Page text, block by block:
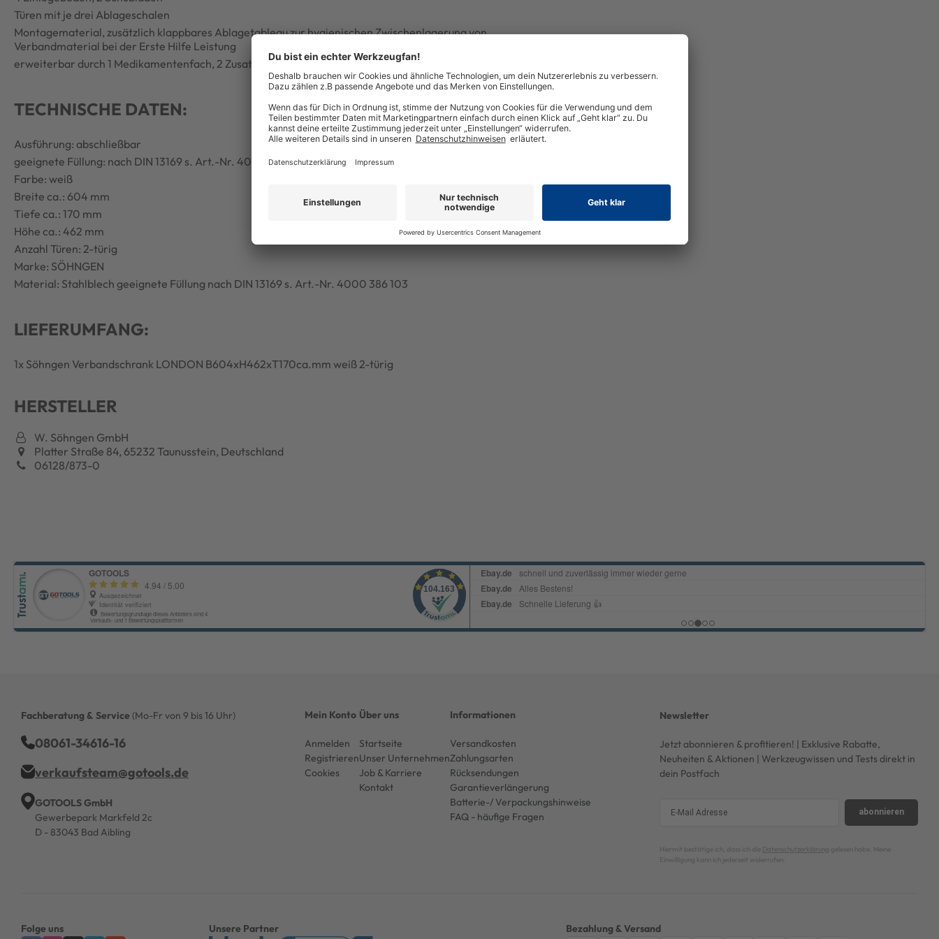
Türen mit je drei Ablageschalen
Montagematerial, zusätzlich klappbares Ablagetableau zur hygienischen Zwischenlagerung von
Verbandmaterial bei der Erste Hilfe Leistung
erweiterbar durch 1 Medikamentenfach, 2 Zusatzböden und bis zu 4 Schubladen
TECHNISCHE DATEN:
Ausführung: abschließbar
geeignete Füllung: nach DIN 13169 s. Art.-Nr. 4000 386 103
Farbe: weiß
Breite ca.: 604 mm
Tiefe ca.: 170 mm
Höhe ca.: 462 mm
Anzahl Türen: 2-türig
Marke: SÖHNGEN
Material: Stahlblech geeignete Füllung nach DIN 13169 s. Art.-Nr. 4000 386 103
LIEFERUMFANG:
1x Söhngen Verbandschrank LONDON B604xH462xT170ca.mm weiß 2-türig
HERSTELLER
W. Söhngen GmbH
Platter Straße 84, 65232 Taunusstein, Deutschland
06128/873-0
Fachberatung & Service (Mo-Fr von 9 bis 16 Uhr)
08061-34616-16
verkaufsteam@gotools.de
GOTOOLS GmbH
Gewerbepark Markfeld 2c
D - 83043 Bad Aibling
Mein Konto
Anmelden
Registrieren
Cookies
Über uns
Startseite
Unser Unternehmen
Job & Karriere
Kontakt
Informationen
Versandkosten
Zahlungsarten
Rücksendungen
Garantieverlängerung
Batterie-/ Verpackungshinweise
FAQ - häufige Fragen
Newsletter
Jetzt abonnieren & profitieren! | Exklusive Rabatte,
Neuheiten & Aktionen | Werkzeugwissen und Tests direkt in
dein Postfach
abonnieren
Hiermit bestätige ich, dass ich die Datenschutzerklärung gelesen habe. Meine
Einwilligung kann ich jederzeit widerrufen.
Folge uns Unsere Partner Bezahlung & Versand